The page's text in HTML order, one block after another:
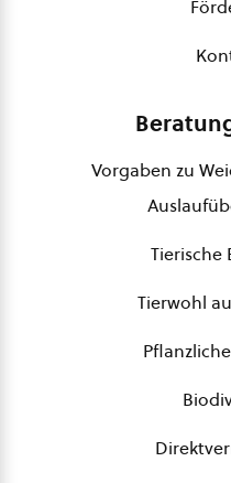
Vorgaben zu
Tierische
Tierwohl